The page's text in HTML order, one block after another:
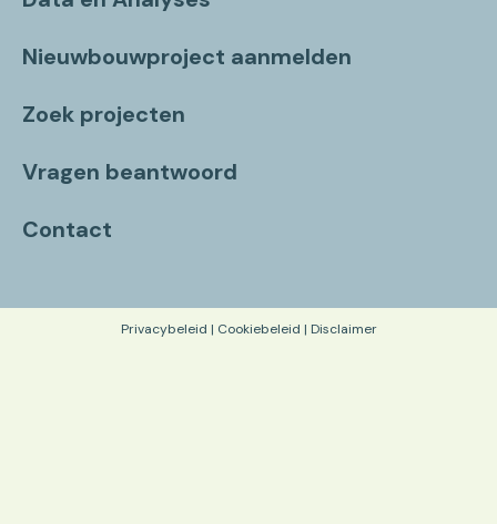
Nieuwbouwproject aanmelden
Zoek projecten
Vragen beantwoord
Contact
Privacybeleid | Cookiebeleid | Disclaimer